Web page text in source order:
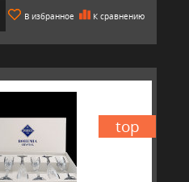
В избранное К сравнению
top